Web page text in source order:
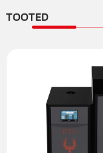
TOOTED